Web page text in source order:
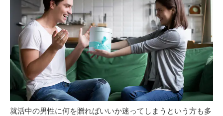
就活中の男性に何を贈ればいいか迷ってしまうという方も多